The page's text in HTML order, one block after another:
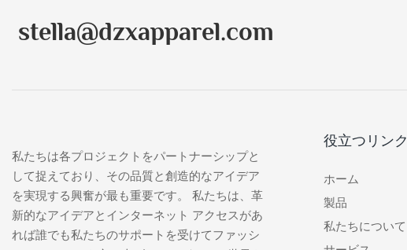
stella@dzxapparel.com
私たちは各プロジェクトをパートナーシップと
して捉えており、その品質と創造的なアイデア
を実現する興奮が最も重要です。 私たちは、革
新的なアイデアとインターネット アクセスがあ
れば誰でも私たちのサポートを受けてファッシ
役立つリンク
ホーム
製品
私たちについて